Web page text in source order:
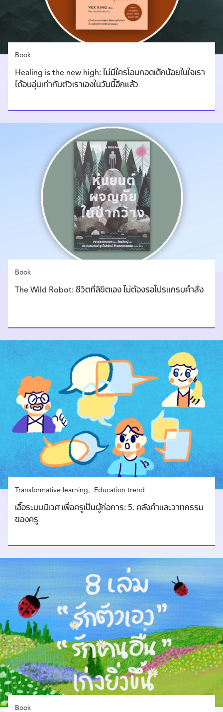
Book
Healing is the new high: ไม่มีใครโอบกอดเด็กน้อยในใจเรา
ได้อบอุ่นเท่ากับตัวเราเองในวันนี้อีกแล้ว
Book
The Wild Robot: ชีวิตที่ลิขิตเอง ไม่ต้องรอโปรแกรมคำสั่ง
Transformative learning Education trend
เอื้อระบบนิเวศ เพื่อครูเป็นผู้ก่อการ: 5. คลังคำและวาทกรรม
ของครู
Book